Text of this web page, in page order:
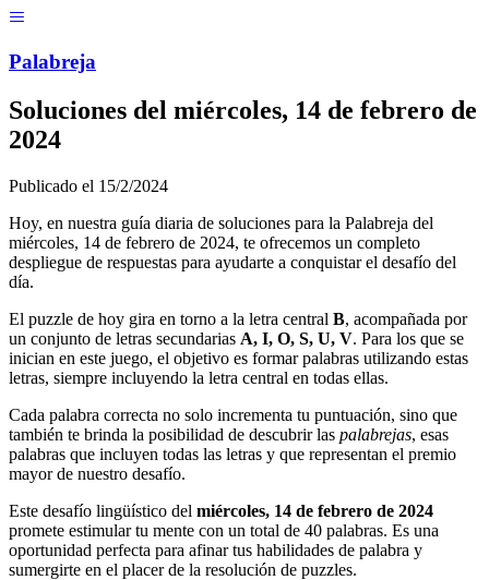
Palabreja
Soluciones del miércoles, 14 de febrero de
2024
Publicado el 15/2/2024
Hoy, en nuestra guía diaria de soluciones para la Palabreja del
miércoles, 14 de febrero de 2024, te ofrecemos un completo
despliegue de respuestas para ayudarte a conquistar el desafío del
día.
El puzzle de hoy gira en torno a la letra central B, acompañada por
un conjunto de letras secundarias A, I, O, S, U, V. Para los que se
inician en este juego, el objetivo es formar palabras utilizando estas
letras, siempre incluyendo la letra central en todas ellas.
Cada palabra correcta no solo incrementa tu puntuación, sino que
también te brinda la posibilidad de descubrir las palabrejas, esas
palabras que incluyen todas las letras y que representan el premio
mayor de nuestro desafío.
Este desafío lingüístico del miércoles, 14 de febrero de 2024
promete estimular tu mente con un total de 40 palabras. Es una
oportunidad perfecta para afinar tus habilidades de palabra y
sumergirte en el placer de la resolución de puzzles.